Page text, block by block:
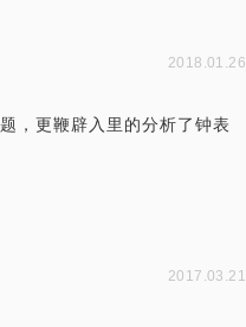
2018.01.26
，更鞭辟入里的分析了钟表
2017.03.21